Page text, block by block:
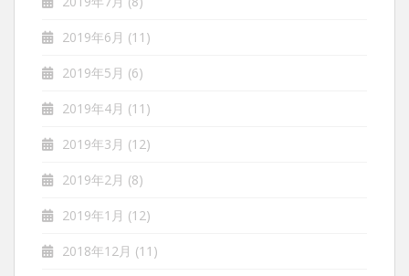
2019年6月 (11)
2019年5月 (6)
2019年4月 (11)
2019年3月 (12)
2019年2月 (8)
2019年1月 (12)
2018年12月 (11)